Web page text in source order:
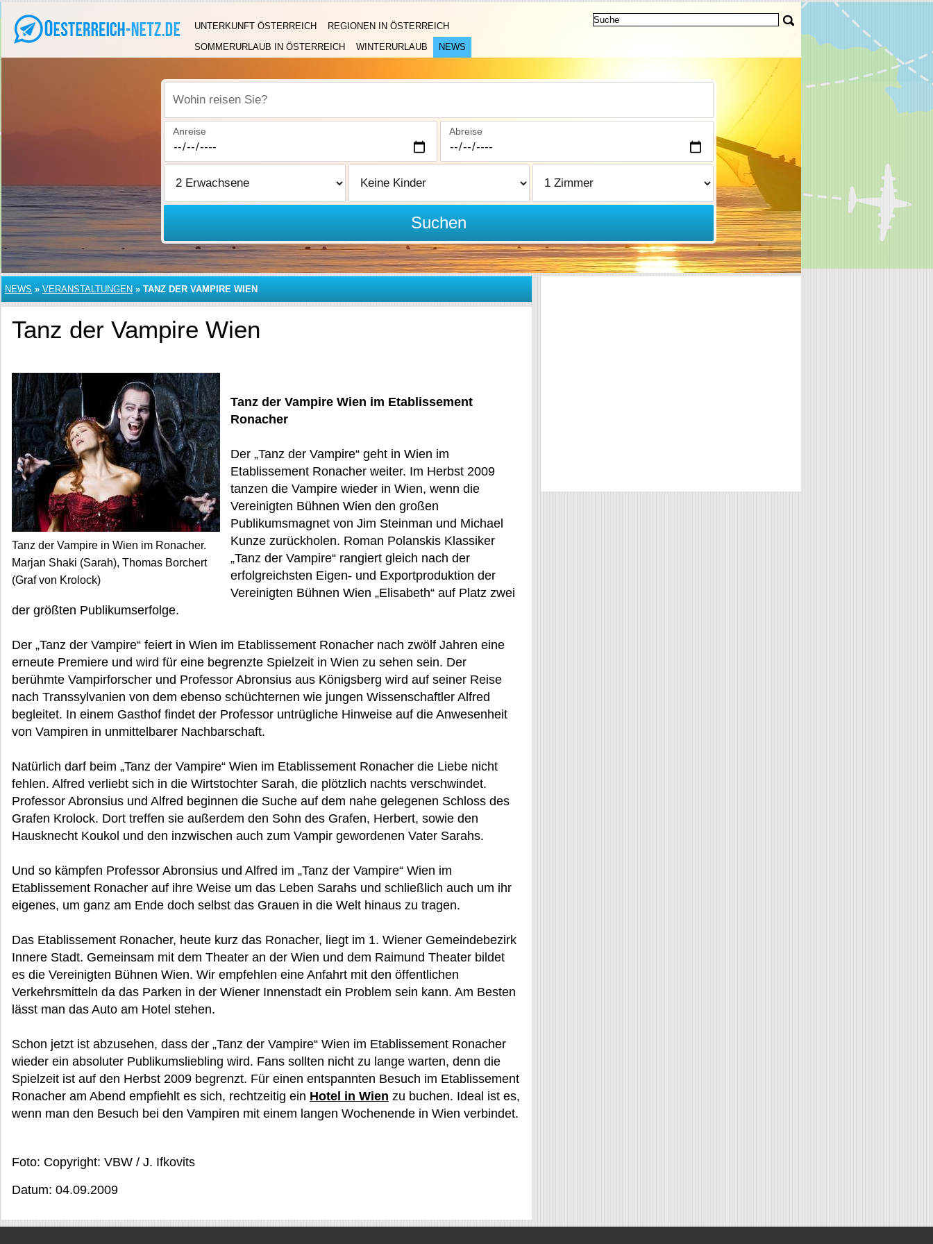
UNTERKUNFT ÖSTERREICH
REGIONEN IN ÖSTERREICH
SOMMERURLAUB IN ÖSTERREICH
WINTERURLAUB NEWS
Wohin reisen Sie?
Anreise Abreise
Suchen
NEWS » VERANSTALTUNGEN » TANZ DER VAMPIRE WIEN
Tanz der Vampire Wien
Tanz der Vampire in Wien im Ronacher.
Marjan Shaki (Sarah), Thomas Borchert
(Graf von Krolock)
Tanz der Vampire Wien im Etablissement
Ronacher
Der „Tanz der Vampire“ geht in Wien im
Etablissement Ronacher weiter. Im Herbst 2009
tanzen die Vampire wieder in Wien, wenn die
Vereinigten Bühnen Wien den großen
Publikumsmagnet von Jim Steinman und Michael
Kunze zurückholen. Roman Polanskis Klassiker
„Tanz der Vampire“ rangiert gleich nach der
erfolgreichsten Eigen- und Exportproduktion der
Vereinigten Bühnen Wien „Elisabeth“ auf Platz zwei
der größten Publikumserfolge.
Der „Tanz der Vampire“ feiert in Wien im Etablissement Ronacher nach zwölf Jahren eine
erneute Premiere und wird für eine begrenzte Spielzeit in Wien zu sehen sein. Der
berühmte Vampirforscher und Professor Abronsius aus Königsberg wird auf seiner Reise
nach Transsylvanien von dem ebenso schüchternen wie jungen Wissenschaftler Alfred
begleitet. In einem Gasthof findet der Professor untrügliche Hinweise auf die Anwesenheit
von Vampiren in unmittelbarer Nachbarschaft.
Natürlich darf beim „Tanz der Vampire“ Wien im Etablissement Ronacher die Liebe nicht
fehlen. Alfred verliebt sich in die Wirtstochter Sarah, die plötzlich nachts verschwindet.
Professor Abronsius und Alfred beginnen die Suche auf dem nahe gelegenen Schloss des
Grafen Krolock. Dort treffen sie außerdem den Sohn des Grafen, Herbert, sowie den
Hausknecht Koukol und den inzwischen auch zum Vampir gewordenen Vater Sarahs.
Und so kämpfen Professor Abronsius und Alfred im „Tanz der Vampire“ Wien im
Etablissement Ronacher auf ihre Weise um das Leben Sarahs und schließlich auch um ihr
eigenes, um ganz am Ende doch selbst das Grauen in die Welt hinaus zu tragen.
Das Etablissement Ronacher, heute kurz das Ronacher, liegt im 1. Wiener Gemeindebezirk
Innere Stadt. Gemeinsam mit dem Theater an der Wien und dem Raimund Theater bildet
es die Vereinigten Bühnen Wien. Wir empfehlen eine Anfahrt mit den öffentlichen
Verkehrsmitteln da das Parken in der Wiener Innenstadt ein Problem sein kann. Am Besten
lässt man das Auto am Hotel stehen.
Schon jetzt ist abzusehen, dass der „Tanz der Vampire“ Wien im Etablissement Ronacher
wieder ein absoluter Publikumsliebling wird. Fans sollten nicht zu lange warten, denn die
Spielzeit ist auf den Herbst 2009 begrenzt. Für einen entspannten Besuch im Etablissement
Ronacher am Abend empfiehlt es sich, rechtzeitig ein Hotel in Wien zu buchen. Ideal ist es,
wenn man den Besuch bei den Vampiren mit einem langen Wochenende in Wien verbindet.
Foto: Copyright: VBW / J. Ifkovits
Datum: 04.09.2009